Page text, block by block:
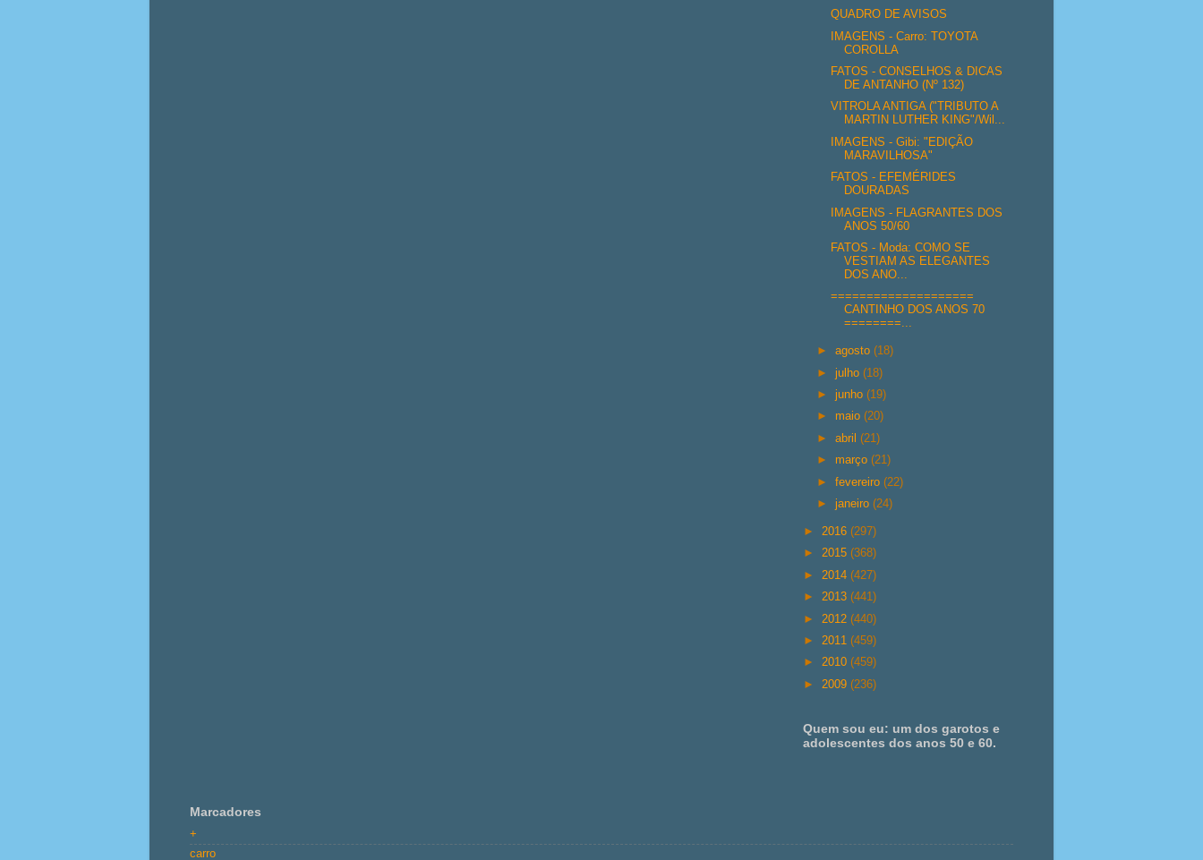
QUADRO DE AVISOS
IMAGENS - Carro: TOYOTA
COROLLA
FATOS - CONSELHOS & DICAS
DE ANTANHO (Nº 132)
VITROLA ANTIGA ("TRIBUTO A
MARTIN LUTHER KING"/Wil...
IMAGENS - Gibi: "EDIÇÃO
MARAVILHOSA"
FATOS - EFEMÉRIDES
DOURADAS
IMAGENS - FLAGRANTES DOS
ANOS 50/60
FATOS - Moda: COMO SE
VESTIAM AS ELEGANTES
DOS ANO...
====================
CANTINHO DOS ANOS 70
========...
►agosto(18)
►julho(18)
►junho(19)
► maio(20)
►abril(21)
► março(21)
►fevereiro(22)
►janeiro(24)
► 2016 (297)
► 2015 (368)
► 2014 (427)
► 2013 (441)
► 2012 (440)
► 2011 (459)
► 2010 (459)
► 2009 (236)
Quem sou eu: um dos garotos e
adolescentes dos anos 50 e 60.
Marcadores
+
carro